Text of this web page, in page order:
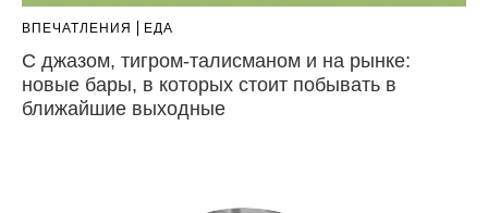
ВПЕЧАТЛЕНИЯ ЕДА
С джазом, тигром-талисманом и на рынке:
новые бары, в которых стоит побывать в
ближайшие выходные